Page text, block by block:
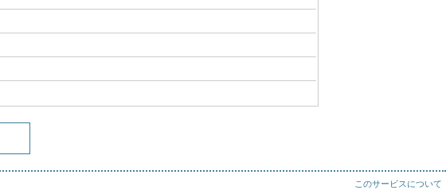
このサービスについて